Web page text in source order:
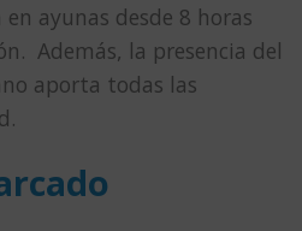
ayunas desde 8 horas
Además, la presencia del
aporta todas las